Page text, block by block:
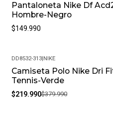
Pantaloneta Nike Df
Hombre-Negro
$149.990
-42%
DD8532-313|NIKE
Camiseta Polo Nike Dri
Tennis-Verde
$219.990$379.990